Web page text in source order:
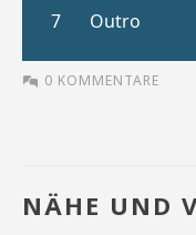
0 KOMMENTARE
NÄHE UND